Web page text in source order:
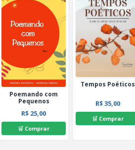
Poemando com
Pequenos
R$ 25,00
🛒 Comprar
Tempos Poéticos
R$ 35,00
🛒 Comprar